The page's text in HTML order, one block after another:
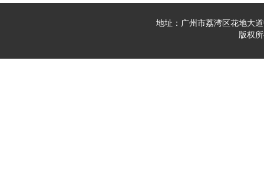
地址：广州市荔湾区花地大
版权